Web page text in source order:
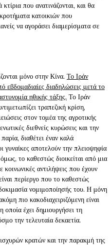
που ανατινάζονται, και θα
κατοικιών που
να αγοράσει διαμερίσματα σε
μόνο στην Κίνα. Το Ιράν
εβδομαδιαίες διαδηλώσεις μετά το
ηθικής τάξης. Το Ιράν
τραπεζική κρίση,
στον τομέα της αγροτικής
διεθνείς κυρώσεις και την
διαθέτει έναν καλά
αποτελούν την πλειοψηφία
το καθεστώς διοικείται από μια
αντιλήψεις που έχουν
περίεργο που το καθεστώς
νομιμοποίησής του. Η μόνη
πιο κακοδιαχειριζόμενη είναι
οποία έχει δημιουργήσει τη
την τελευταία δεκαετία.
κρατών και την παρακμή της